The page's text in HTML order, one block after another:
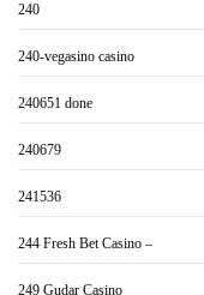
240
240-vegasino casino
240651 done
240679
241536
244 Fresh Bet Casino –
249 Gudar Casino